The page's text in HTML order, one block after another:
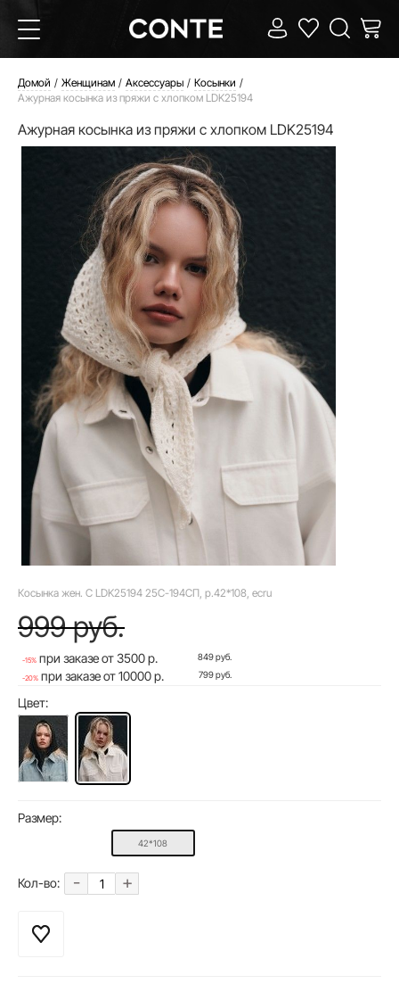
Домой Женщинам Аксессуары
Косынки
Ажурная косынка из пряжи с хлопком LDK25194
Ажурная косынка из пряжи с хлопком LDK25194
Косынка жен. C LDK25194 25С-194СП, р.42*108, ecru
999 руб.
-15% при заказе от 3500 р. 849 руб.
-20% при заказе от 10000 р. 799 руб.
Цвет:
Размер:
42*108
Кол-во: - +